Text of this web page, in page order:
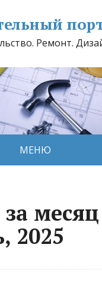
Ремонт.
МЕНЮ
месяц
2025